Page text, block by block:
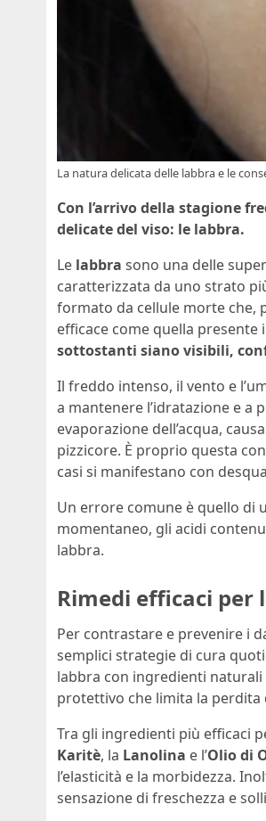
La natura delicata delle labbra e le
Con l’arrivo della stagione
delicate del viso: le labbra.
Le labbra sono una delle
caratterizzata da uno strato
formato da cellule morte che,
efficace come quella presente
sottostanti siano visibili,
Il freddo intenso, il vento e
a mantenere l’idratazione e a
evaporazione dell’acqua,
pizzicore. È proprio questa
casi si manifestano con
Un errore comune è quello di
momentaneo, gli acidi
labbra.
Rimedi efficaci per
Per contrastare e prevenire i
semplici strategie di cura
labbra con ingredienti
protettivo che limita la perdita
Tra gli ingredienti più efficaci
Karitè, la Lanolina e l’Olio di
l’elasticità e la morbidezza.
sensazione di freschezza e